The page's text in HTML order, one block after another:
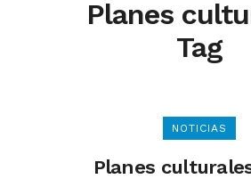
Planes
Tag
NOTICIAS
Planes